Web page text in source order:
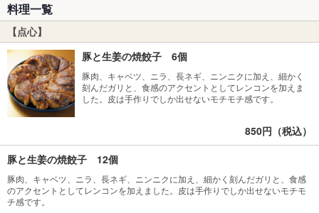
料理一覧
【点心】
豚と生姜の焼餃子 6個
豚肉、キャベツ、ニラ、長ネギ、ニンニクに加え、細かく
刻んだガリと、食感のアクセントとしてレンコンを加えま
した。皮は手作りでしか出せないモチモチ感です。
850円（税込）
豚と生姜の焼餃子 12個
豚肉、キャベツ、ニラ、長ネギ、ニンニクに加え、細かく刻んだガリと、食感
のアクセントとしてレンコンを加えました。皮は手作りでしか出せないモチモ
チ感です。